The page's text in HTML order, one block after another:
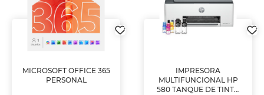
MICROSOFT OFFICE 365
PERSONAL
IMPRESORA
MULTIFUNCIONAL HP
580 TANQUE DE TINTA